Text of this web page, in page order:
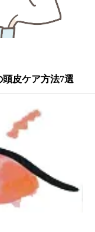
皮ケア方法7選